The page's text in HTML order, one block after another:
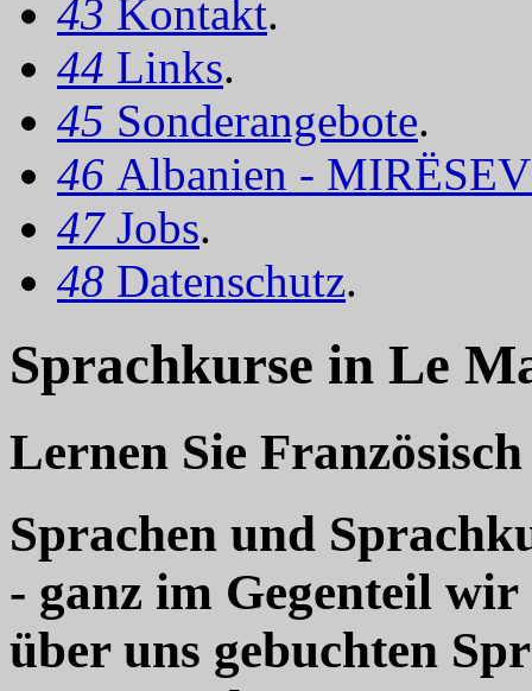
43 Kontakt.
44 Links.
45 Sonderangebote.
46 Albanien -
47 Jobs.
48 Datenschutz.
Sprachkurse in Le
Lernen Sie
Sprachen und
- ganz im Gegenteil
über uns gebuchten